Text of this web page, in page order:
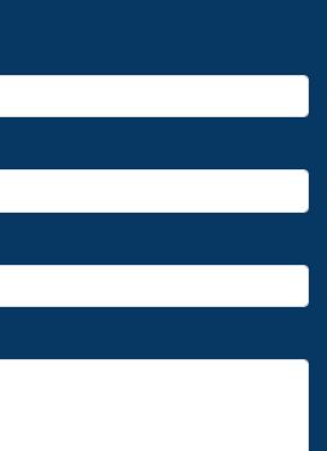
Đội ngũ kỹ thuật viên giàu kinh
trình.
gián đoạn công việc của khách hàng.